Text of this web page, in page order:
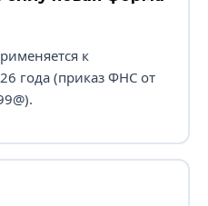
к
года (приказ ФНС от